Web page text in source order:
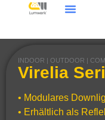
INDOOR | OUTDOOR |
Virelia
• Modulares
• Erhältlich als